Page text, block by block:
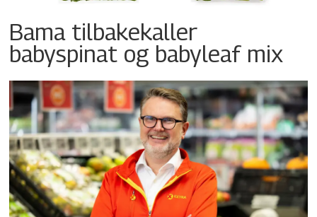
Bama tilbakekaller
babyspinat og babyleaf mix